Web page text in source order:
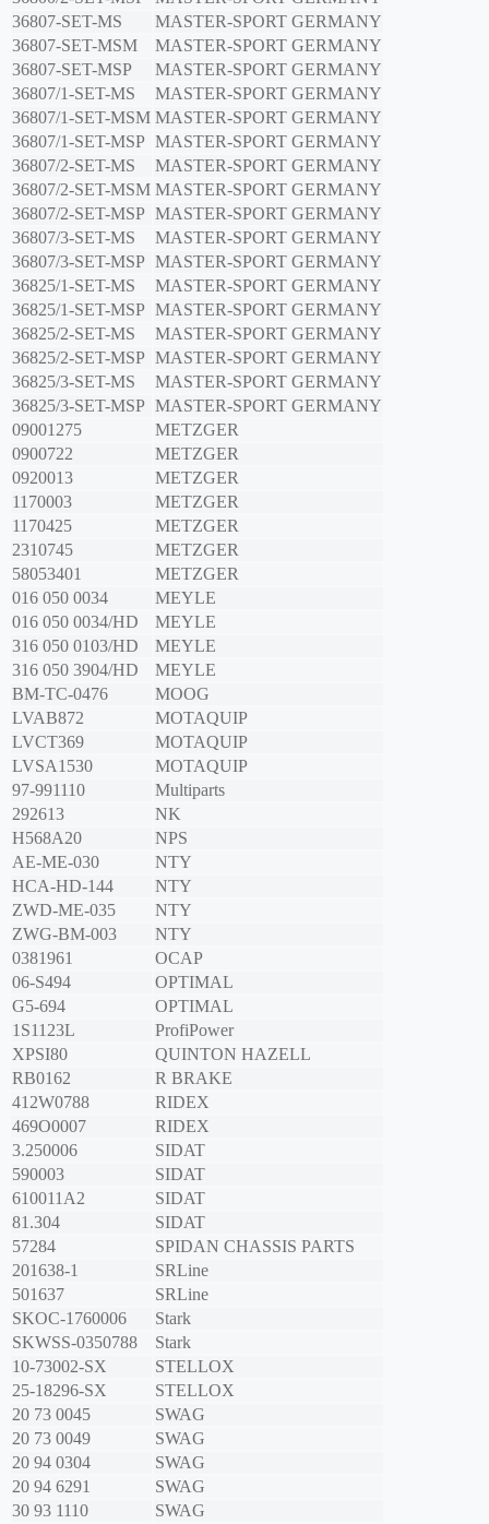
36807-SET-MS
MASTER-SPORT GERMANY
36807-SET-MSM
MASTER-SPORT GERMANY
36807-SET-MSP
MASTER-SPORT GERMANY
36807/1-SET-MS
MASTER-SPORT GERMANY
36807/1-SET-MSM MASTER-SPORT GERMANY
36807/1-SET-MSP MASTER-SPORT GERMANY
36807/2-SET-MS
MASTER-SPORT GERMANY
36807/2-SET-MSM MASTER-SPORT GERMANY
36807/2-SET-MSP MASTER-SPORT GERMANY
36807/3-SET-MS
MASTER-SPORT GERMANY
36807/3-SET-MSP MASTER-SPORT GERMANY
36825/1-SET-MS
MASTER-SPORT GERMANY
36825/1-SET-MSP MASTER-SPORT GERMANY
36825/2-SET-MS
MASTER-SPORT GERMANY
36825/2-SET-MSP MASTER-SPORT GERMANY
36825/3-SET-MS
MASTER-SPORT GERMANY
36825/3-SET-MSP MASTER-SPORT GERMANY
09001275
METZGER
0900722
METZGER
0920013
METZGER
1170003
METZGER
1170425
METZGER
2310745
METZGER
58053401
METZGER
016 050 0034
MEYLE
016 050 0034/HD
MEYLE
316 050 0103/HD
MEYLE
316 050 3904/HD
MEYLE
BM-TC-0476
MOOG
LVAB872
MOTAQUIP
LVCT369
MOTAQUIP
LVSA1530
MOTAQUIP
97-991110
Multiparts
292613
NK
H568A20
NPS
AE-ME-030
NTY
HCA-HD-144
NTY
ZWD-ME-035
NTY
ZWG-BM-003
NTY
0381961
OCAP
06-S494
OPTIMAL
G5-694
OPTIMAL
1S1123L
ProfiPower
XPSI80
QUINTON HAZELL
RB0162
R BRAKE
412W0788
RIDEX
469O0007
RIDEX
3.250006
SIDAT
590003
SIDAT
610011A2
SIDAT
81.304
SIDAT
57284
SPIDAN CHASSIS PARTS
201638-1
SRLine
501637
SRLine
SKOC-1760006
Stark
SKWSS-0350788
Stark
10-73002-SX
STELLOX
25-18296-SX
STELLOX
20 73 0045
SWAG
20 73 0049
SWAG
20 94 0304
SWAG
20 94 6291
SWAG
30 93 1110
SWAG